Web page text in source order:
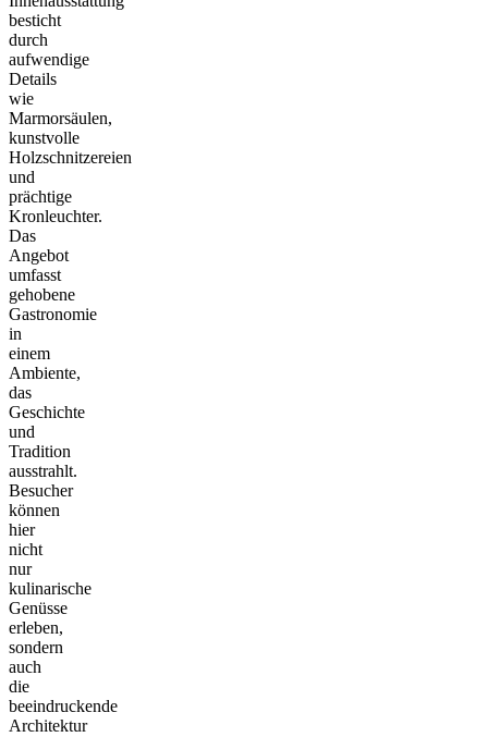
besticht
durch
aufwendige
Details
wie
Marmorsäulen,
kunstvolle
Holzschnitzereien
und
prächtige
Kronleuchter.
Das
Angebot
umfasst
gehobene
Gastronomie
in
einem
Ambiente,
das
Geschichte
und
Tradition
ausstrahlt.
Besucher
können
hier
nicht
nur
kulinarische
Genüsse
erleben,
sondern
auch
die
beeindruckende
Architektur